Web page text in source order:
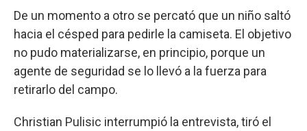
De un momento a otro se percató que un niño saltó
hacia el césped para pedirle la camiseta. El objetivo
no pudo materializarse, en principio, porque un
agente de seguridad se lo llevó a la fuerza para
retirarlo del campo.
Christian Pulisic interrumpió la entrevista, tiró el